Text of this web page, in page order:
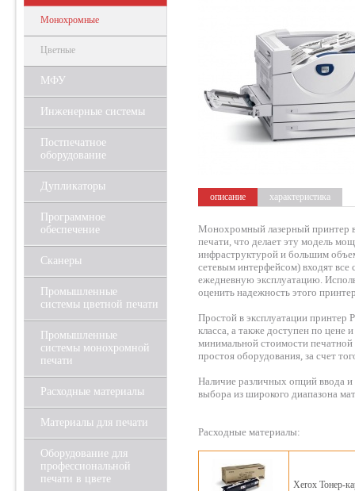
Монохромные
Цветные
МФУ
Инженерные системы
Постпечатное
оборудование
Дупликаторы
Программное
обеспечение
Сканеры
Промышленные
системы цветной печати
Промышленные
системы монохромной
печати
Расходные материалы
Материалы для печати
Оборудование для
профессиональной
печати в цвете
описание характеристика
Монохромный лазерный принтер
печати, что делает эту модель
инфраструктурой и большим
сетевым интерфейсом) входят
ежедневную эксплуатацию.
оценить надежность этого
Простой в эксплуатации принтер
класса, а также доступен по цене
минимальной стоимости
простоя оборудования, за счет
Наличие различных опций ввода
выбора из широкого диапазона
Расходные материалы:
Xerox Тонер-